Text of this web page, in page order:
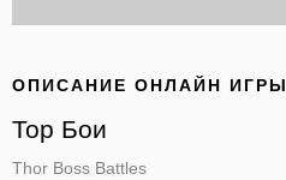
ОПИСАНИЕ ОНЛАЙН ИГРЫ
Тор Бои
Thor Boss Battles